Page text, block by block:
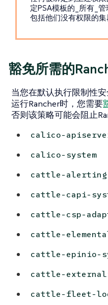
定PSA模板的_所有_
包括他们没有权限的集
豁免所需的
当您在默认执行限制性
运行Rancher时，您需要
否则该策略可能会阻止
calico-
calico-system
cattle-alerting
cattle-capi-
cattle-csp-
cattle-
cattle-epinio-
cattle-
cattle-fleet-